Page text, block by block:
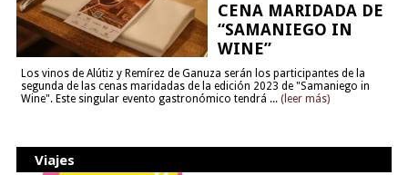
CENA MARIDADA DE
“SAMANIEGO IN
WINE”
Los vinos de Alútiz y Remírez de Ganuza serán los participantes de la
segunda de las cenas maridadas de la edición 2023 de "Samaniego in
Wine". Este singular evento gastronómico tendrá ... (leer más)
Viajes